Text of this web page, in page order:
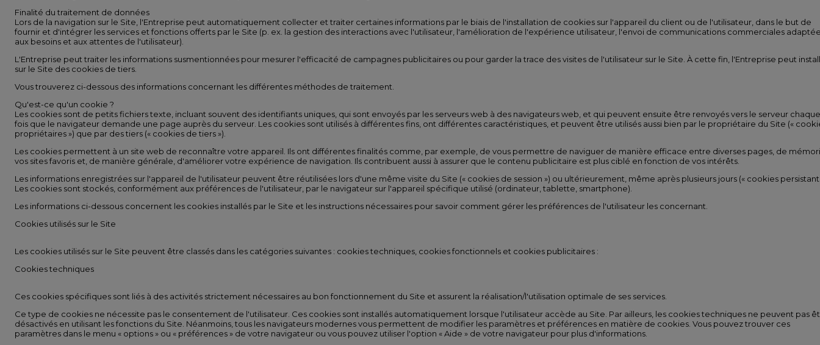
Finalité du traitement de données
Lors de la navigation sur le Site, l'Entreprise peut automatiquement collecter et traiter certaines informations par le biais de l'installation de cookies sur l'appareil du client ou de l'utilisateur, dans le but de
fournir et d'intégrer les services et fonctions offerts par le Site (p. ex. la gestion des interactions avec l'utilisateur, l'amélioration de l'expérience utilisateur, l'envoi de communications commerciales
aux besoins et aux attentes de l'utilisateur).
L'Entreprise peut traiter les informations susmentionnées pour mesurer l'efficacité de campagnes publicitaires ou pour garder la trace des visites de l'utilisateur sur le Site. À cette fin, l'Entreprise peut
sur le Site des cookies de tiers.
Vous trouverez ci-dessous des informations concernant les différentes méthodes de traitement.
Qu'est-ce qu'un cookie ?
Les cookies sont de petits fichiers texte, incluant souvent des identifiants uniques, qui sont envoyés par les serveurs web à des navigateurs web, et qui peuvent ensuite être renvoyés vers le serveur chaque
fois que le navigateur demande une page auprès du serveur. Les cookies sont utilisés à différentes fins, ont différentes caractéristiques, et peuvent être utilisés aussi bien par le propriétaire du Site («
propriétaires ») que par des tiers (« cookies de tiers »).
Les cookies permettent à un site web de reconnaître votre appareil. Ils ont différentes finalités comme, par exemple, de vous permettre de naviguer de manière efficace entre diverses pages, de
vos sites favoris et, de manière générale, d'améliorer votre expérience de navigation. Ils contribuent aussi à assurer que le contenu publicitaire est plus ciblé en fonction de vos intérêts.
Les informations enregistrées sur l'appareil de l'utilisateur peuvent être réutilisées lors d'une même visite du Site (« cookies de session ») ou ultérieurement, même après plusieurs jours (« cookies
Les cookies sont stockés, conformément aux préférences de l'utilisateur, par le navigateur sur l'appareil spécifique utilisé (ordinateur, tablette, smartphone).
Les informations ci-dessous concernent les cookies installés par le Site et les instructions nécessaires pour savoir comment gérer les préférences de l'utilisateur les concernant.
Cookies utilisés sur le Site
Les cookies utilisés sur le Site peuvent être classés dans les catégories suivantes : cookies techniques, cookies fonctionnels et cookies publicitaires :
Cookies techniques
Ces cookies spécifiques sont liés à des activités strictement nécessaires au bon fonctionnement du Site et assurent la réalisation/l'utilisation optimale de ses services.
Ce type de cookies ne nécessite pas le consentement de l'utilisateur. Ces cookies sont installés automatiquement lorsque l'utilisateur accède au Site. Par ailleurs, les cookies techniques ne peuvent pas
désactivés en utilisant les fonctions du Site. Néanmoins, tous les navigateurs modernes vous permettent de modifier les paramètres et préférences en matière de cookies. Vous pouvez trouver ces
paramètres dans le menu « options » ou « préférences » de votre navigateur ou vous pouvez utiliser l'option « Aide » de votre navigateur pour plus d'informations.